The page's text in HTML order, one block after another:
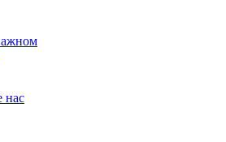
нас